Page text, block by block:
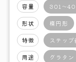
容量 301〜
形状 楕円形
特徴 ステップ
用途 グラタン